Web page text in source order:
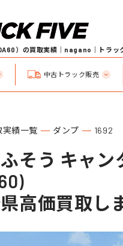
）の買取実績｜nagano｜トラッ
中古トラック販売
実績一覧 ダンプ 1692
そう キャン
高価買取し